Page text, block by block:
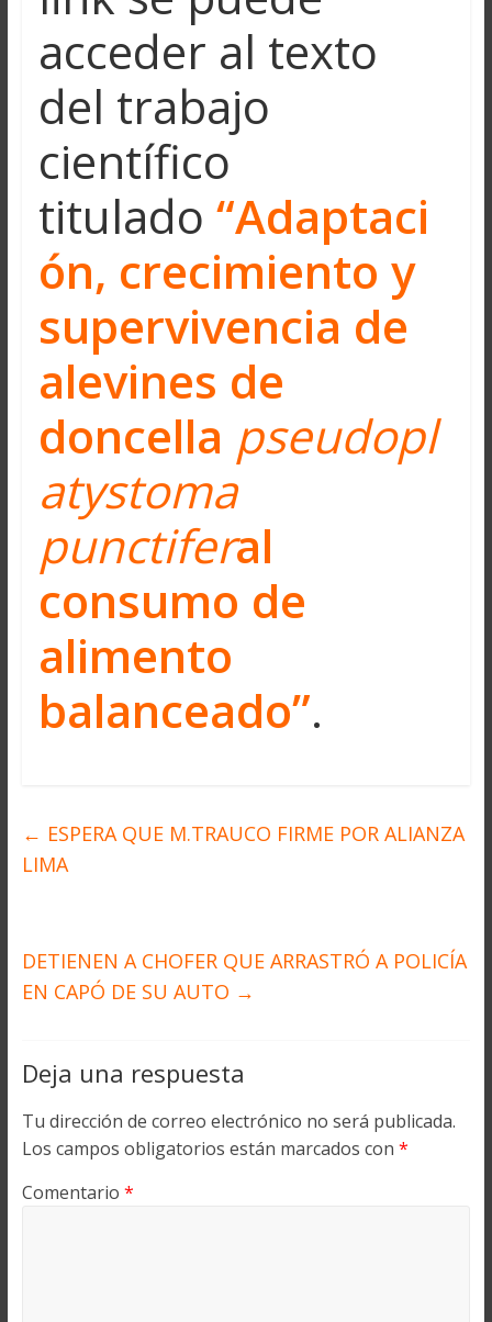
acceder al texto
del trabajo
científico
titulado “Adaptaci
ón, crecimiento y
supervivencia de
alevines de
doncella pseudopl
atystoma
punctiferal
consumo de
alimento
balanceado”.
← ESPERA QUE M.TRAUCO FIRME POR ALIANZA
LIMA
DETIENEN A CHOFER QUE ARRASTRÓ A POLICÍA
EN CAPÓ DE SU AUTO →
Deja una respuesta
Tu dirección de correo electrónico no será publicada.
Los campos obligatorios están marcados con *
Comentario *